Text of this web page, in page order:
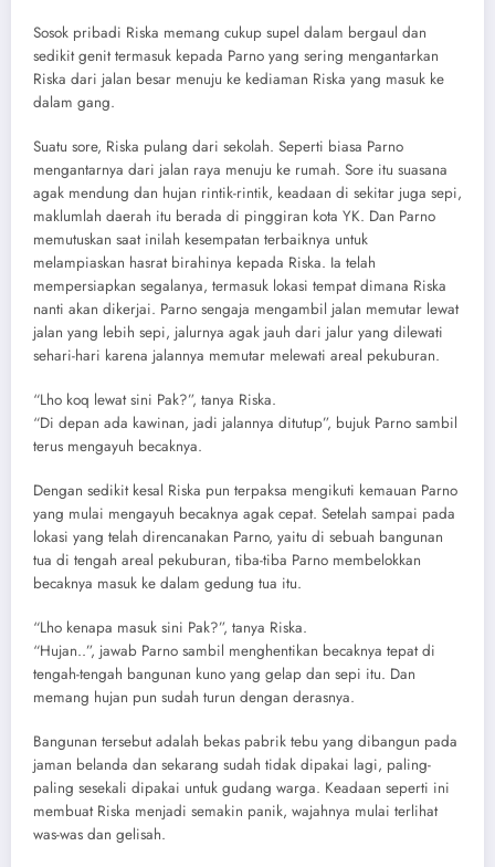
Sosok pribadi Riska memang cukup supel dalam bergaul dan
sedikit genit termasuk kepada Parno yang sering mengantarkan
Riska dari jalan besar menuju ke kediaman Riska yang masuk ke
dalam gang.
Suatu sore, Riska pulang dari sekolah. Seperti biasa Parno
mengantarnya dari jalan raya menuju ke rumah. Sore itu suasana
agak mendung dan hujan rintik-rintik, keadaan di sekitar juga sepi,
maklumlah daerah itu berada di pinggiran kota YK. Dan Parno
memutuskan saat inilah kesempatan terbaiknya untuk
melampiaskan hasrat birahinya kepada Riska. Ia telah
mempersiapkan segalanya, termasuk lokasi tempat dimana Riska
nanti akan dikerjai. Parno sengaja mengambil jalan memutar lewat
jalan yang lebih sepi, jalurnya agak jauh dari jalur yang dilewati
sehari-hari karena jalannya memutar melewati areal pekuburan.
“Lho koq lewat sini Pak?”, tanya Riska.
“Di depan ada kawinan, jadi jalannya ditutup”, bujuk Parno sambil
terus mengayuh becaknya.
Dengan sedikit kesal Riska pun terpaksa mengikuti kemauan Parno
yang mulai mengayuh becaknya agak cepat. Setelah sampai pada
lokasi yang telah direncanakan Parno, yaitu di sebuah bangunan
tua di tengah areal pekuburan, tiba-tiba Parno membelokkan
becaknya masuk ke dalam gedung tua itu.
“Lho kenapa masuk sini Pak?”, tanya Riska.
“Hujan..”, jawab Parno sambil menghentikan becaknya tepat di
tengah-tengah bangunan kuno yang gelap dan sepi itu. Dan
memang hujan pun sudah turun dengan derasnya.
Bangunan tersebut adalah bekas pabrik tebu yang dibangun pada
jaman belanda dan sekarang sudah tidak dipakai lagi, paling-
paling sesekali dipakai untuk gudang warga. Keadaan seperti ini
membuat Riska menjadi semakin panik, wajahnya mulai terlihat
was-was dan gelisah.